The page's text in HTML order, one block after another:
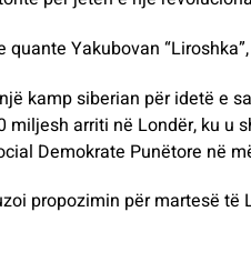
Yakubovan
kamp siberian për idetë e
miljesh arriti në Londër, ku u
Demokrate Punëtore në
propozimin për martesë